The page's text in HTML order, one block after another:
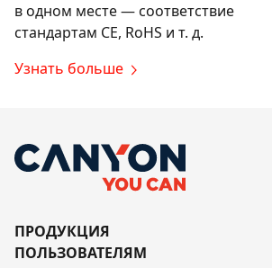
в одном месте — соответствие
стандартам CE, RoHS и т. д.
Узнать больше
ПРОДУКЦИЯ
ПОЛЬЗОВАТЕЛЯМ